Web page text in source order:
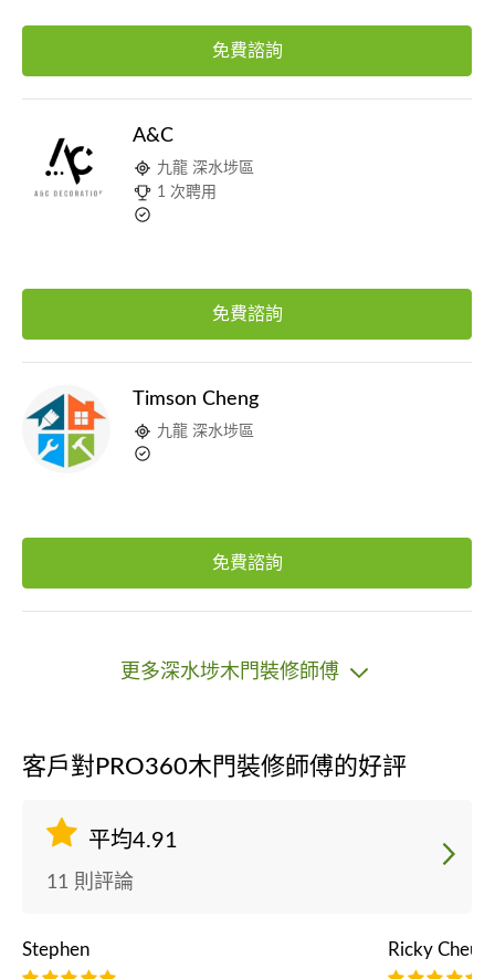
免費諮詢
A&C
九龍 深水埗區
1 次聘用
免費諮詢
Timson Cheng
九龍 深水埗區
免費諮詢
更多深水埗木門裝修師傅
客戶對PRO360木門裝修師傅的好評
平均4.91
11 則評論
Stephen Ricky